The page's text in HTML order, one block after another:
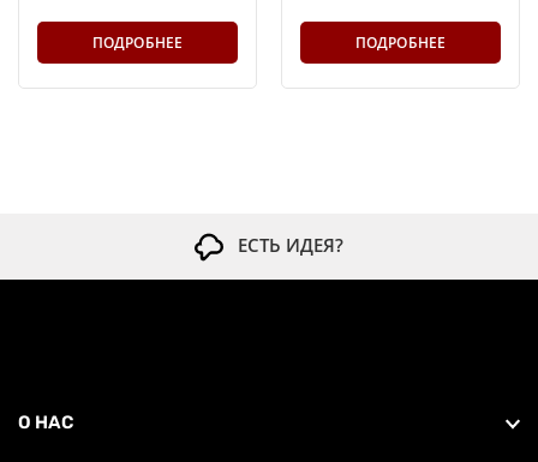
ПОДРОБНЕЕ ПОДРОБНЕЕ
ЕСТЬ ИДЕЯ?
О НАС